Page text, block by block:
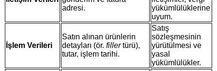
adresi.
yükümlülüklerine
uyum.
İşlem Verileri
Satın alınan ürünlerin
detayları (ör. fillertürü),
tutar, işlem tarihi.
Satış
sözleşmesinin
yürütülmesi ve
yasal
yükümlülükler.